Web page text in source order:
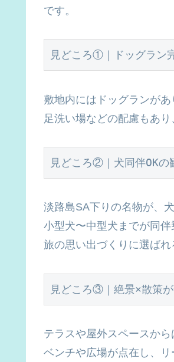
です。
見どころ①｜ドッグラン
敷地内にはドッグランが
足洗い場などの配慮もあ
見どころ②｜犬同伴OKの
淡路島SA下りの名物が、
小型犬〜中型犬までが同伴
旅の思い出づくりに選ばれ
見どころ③｜絶景×散策
テラスや屋外スペースから
ベンチや広場が点在し、リ